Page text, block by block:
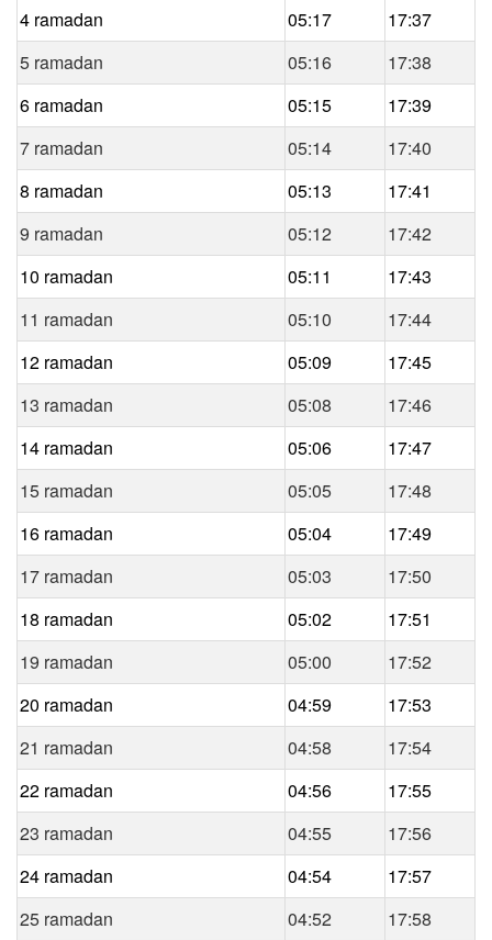
4 ramadan 05:17
17:37
5 ramadan
05:16
17:38
6 ramadan
05:15
17:39
7 ramadan
05:14
17:40
8 ramadan
05:13
17:41
9 ramadan
05:12
17:42
10 ramadan
05:11
17:43
11 ramadan
05:10
17:44
12 ramadan
05:09
17:45
13 ramadan
05:08
17:46
14 ramadan
05:06
17:47
15 ramadan
05:05
17:48
16 ramadan
05:04
17:49
17 ramadan
05:03
17:50
18 ramadan
05:02
17:51
19 ramadan
05:00
17:52
20 ramadan
04:59
17:53
21 ramadan
04:58
17:54
22 ramadan
04:56
17:55
23 ramadan
04:55
17:56
24 ramadan
04:54
17:57
25 ramadan
04:52
17:58